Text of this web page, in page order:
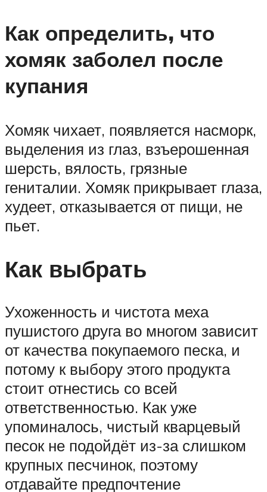
Как определить, что
хомяк заболел после
купания
Хомяк чихает, появляется насморк,
выделения из глаз, взъерошенная
шерсть, вялость, грязные
гениталии. Хомяк прикрывает глаза,
худеет, отказывается от пищи, не
пьет.
Как выбрать
Ухоженность и чистота меха
пушистого друга во многом зависит
от качества покупаемого песка, и
потому к выбору этого продукта
стоит отнестись со всей
ответственностью. Как уже
упоминалось, чистый кварцевый
песок не подойдёт из-за слишком
крупных песчинок, поэтому
отдавайте предпочтение